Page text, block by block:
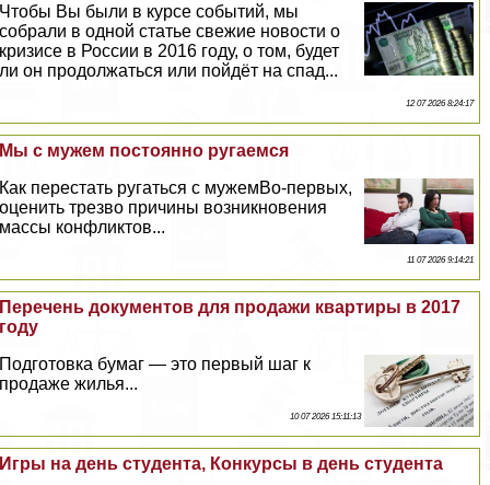
Чтобы Вы были в курсе событий, мы
собрали в одной статье свежие новости о
кризисе в России в 2016 году, о том, будет
ли он продолжаться или пойдёт на спад...
12 07 2026 8:24:17
Мы с мужем постоянно ругаемся
Как перестать ругаться с мужемВо-первых,
оценить трезво причины возникновения
массы конфликтов...
11 07 2026 9:14:21
Перечень документов для продажи квартиры в 2017
году
Подготовка бумаг — это первый шаг к
продаже жилья...
10 07 2026 15:11:13
Игры на день студента, Конкурсы в день студента